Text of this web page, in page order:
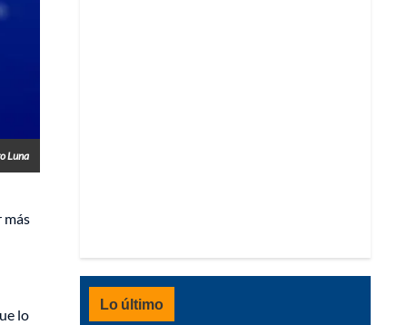
Luna
más
lo
Lo último